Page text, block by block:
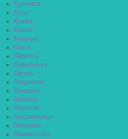
Курчатов
Куса
Кушва
Кызыл
Кыштым
Кяхта
Лабинск
Лабытнанги
Лагань
Ладушкин
Лаишево
Лакинск
Лангепас
Лахденпохья
Лебедянь
Лениногорск